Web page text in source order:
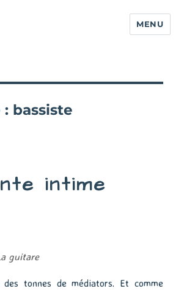
MENU
: bassiste
intime
guitare
des tonnes de médiators. Et comme